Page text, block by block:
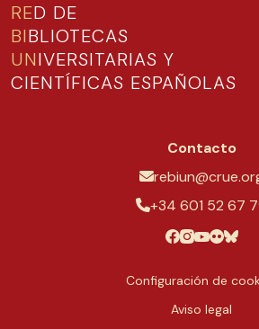
RED DE
BIBLIOTECAS
UNIVERSITARIAS Y
CIENTÍFICAS ESPAÑOLAS
Contacto
+34 601 52 67
Configuración de
Aviso legal